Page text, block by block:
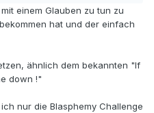
einem Glauben zu tun zu
hat und der einfach
ähnlich dem bekannten "If
down !"
nur die Blasphemy Challenge